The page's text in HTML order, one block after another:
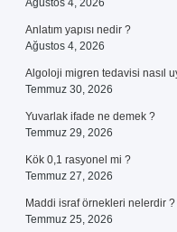
Ağustos 4, 2026
Anlatım yapısı nedir ?
Ağustos 4, 2026
Algoloji migren tedavisi nasıl
Temmuz 30, 2026
Yuvarlak ifade ne demek ?
Temmuz 29, 2026
Kök 0,1 rasyonel mi ?
Temmuz 27, 2026
Maddi israf örnekleri nelerdir ?
Temmuz 25, 2026